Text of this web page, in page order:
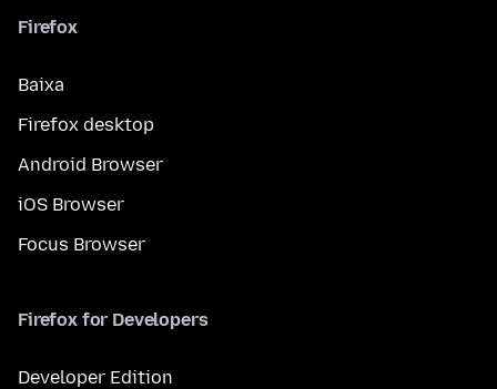
Firefox
Baixa
Firefox desktop
Android Browser
iOS Browser
Focus Browser
Firefox for Developers
Developer Edition